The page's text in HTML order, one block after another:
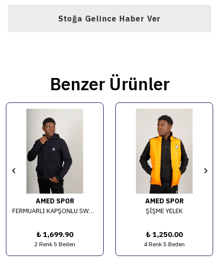
Stoğa Gelince Haber Ver
Benzer Ürünler
AMED SPOR
FERMUARLI KAPŞONLU SWEAT
₺ 1,699.90
2 Renk 5 Beden
AMED SPOR
ŞİŞME YELEK
₺ 1,250.00
4 Renk 5 Beden